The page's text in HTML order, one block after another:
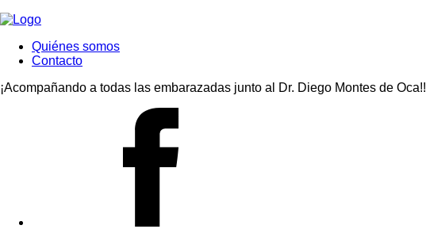
Quiénes somos
Contacto
¡Acompañando a todas las embarazadas junto al Dr. Diego Montes de Oca!!